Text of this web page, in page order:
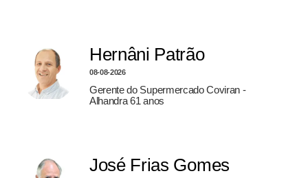
Hernâni Patrão
08-08-2026
Gerente do Supermercado Coviran -
Alhandra 61 anos
José Frias Gomes